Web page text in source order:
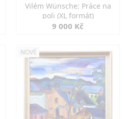
Vilém Wünsche: Práce na
poli (XL formát)
9 000 Kč
NOVÉ